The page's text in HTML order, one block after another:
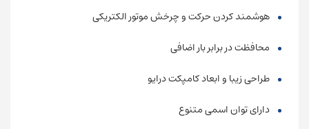
هوشمند کردن حرکت و چرخش موتور الکتریکی
محافظت در برابر بار اضافی
طراحی زیبا و ابعاد کامپکت درایو
دارای توان اسمی متنوع